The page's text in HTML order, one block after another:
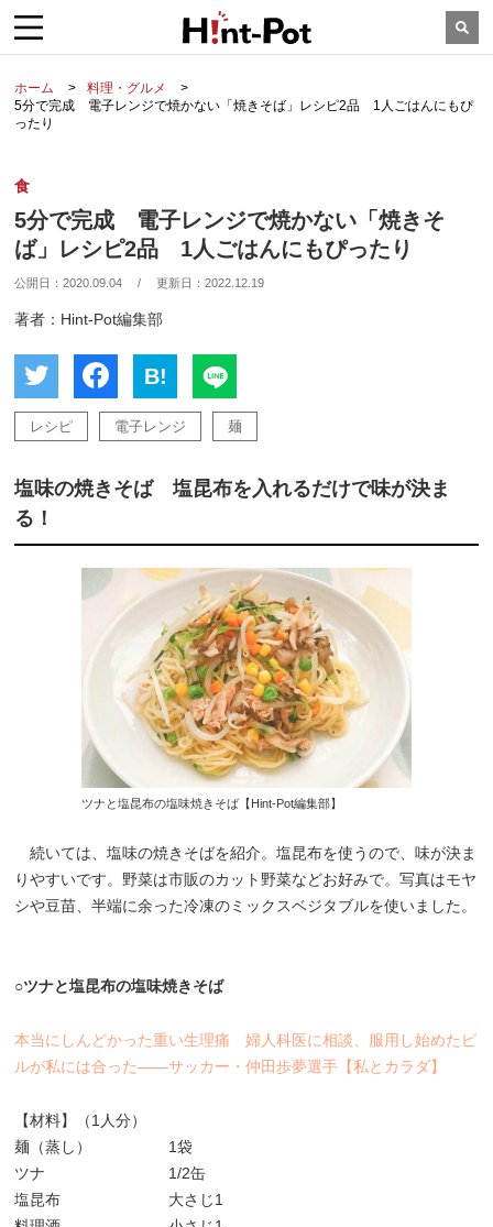
ホーム
料理・グルメ
5分で完成 電子レンジで焼かない「焼きそば」レシピ2品 1人ごはんにもぴ
ったり
食
5分で完成 電子レンジで焼かない「焼きそ
ば」レシピ2品 1人ごはんにもぴったり
公開日：2020.09.04 / 更新日：2022.12.19
著者：Hint-Pot編集部
B!
レシピ 電子レンジ 麺
塩味の焼きそば 塩昆布を入れるだけで味が決ま
る！
ツナと塩昆布の塩味焼きそば【Hint-Pot編集部】
続いては、塩味の焼きそばを紹介。塩昆布を使うので、味が決ま
りやすいです。野菜は市販のカット野菜などお好みで。写真はモヤ
シや豆苗、半端に余った冷凍のミックスベジタブルを使いました。
○ツナと塩昆布の塩味焼きそば
本当にしんどかった重い生理痛 婦人科医に相談、服用し始めたピ
ルが私には合った――サッカー・仲田歩夢選手【私とカラダ】
【材料】（1人分）
麺（蒸し） 1袋
ツナ 1/2缶
塩昆布 大さじ1